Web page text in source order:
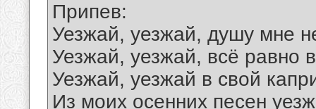
Припев:
Уезжай, уезжай, душу мне
Уезжай, уезжай, всё равно
Уезжай, уезжай в свой
Из моих осенних песен